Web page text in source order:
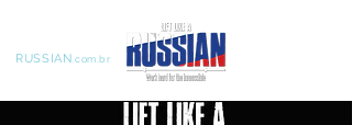
RUSSIAN.com.br